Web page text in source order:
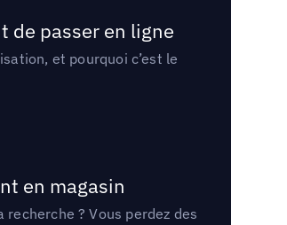
de passer en ligne
et pourquoi c’est le
en magasin
? Vous perdez des